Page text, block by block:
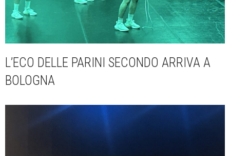
L’ECO DELLE PARINI SECONDO ARRIVA A
BOLOGNA